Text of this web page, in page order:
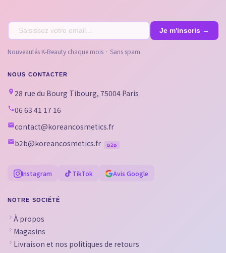
Nouveautés K-Beauty chaque mois · Sans spam
NOUS CONTACTER
28 rue du Bourg Tibourg, 75004 Paris
06 63 41 17 16
contact@koreancosmetics.fr
b2b@koreancosmetics.fr
B2B
Instagram TikTok Avis Google
NOTRE SOCIÉTÉ
À propos
Magasins
Livraison et nos politiques de retours